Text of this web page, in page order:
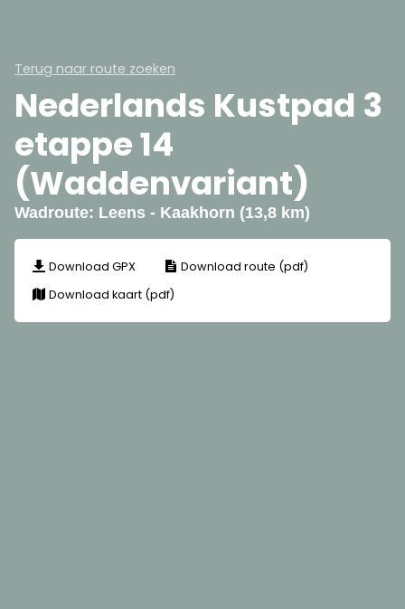
Terug naar route zoeken
Nederlands Kustpad 3
etappe 14
(Waddenvariant)
Wadroute: Leens - Kaakhorn (13,8 km)
Download GPX
Download route (pdf)
Download kaart (pdf)